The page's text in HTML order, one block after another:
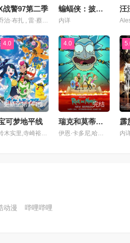
战警97第二季
乔治·布扎 , 雷·蔡斯 , 霍莉·周 , 卡尔·J·杜德 , 詹妮弗·黑尔 , JP·卡利亚赫 , 罗斯·马昆德 , 艾莉森·西莉-史密斯 , 马修·沃特森 , 伦诺·赞恩 , 迈克尔·约翰斯顿
蝙蝠侠：披风战士第二季
内详
4.0
更新至第144集
可梦地平线
铃木实里,寺崎裕香,青山吉能,八代拓,大谷育江,林原惠美,山下大辉,浪川大辅,本渡枫,喜多村英梨,佐仓绫音,三宅健太,真堂圭,塾一久,田边幸辅,志田有彩,堀江瞬,古川慎
4.0
完结
瑞克和莫蒂第九季
伊恩·卡多尼,哈利·贝尔登,萨拉·乔克,克里斯·帕内尔,斯宾瑟·格拉默 内
动漫 哔哩哔哩